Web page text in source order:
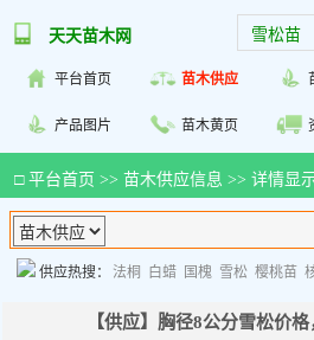
天天苗木网 雪松苗
平台首页 苗木供应
产品图片 苗木黄页
□ 平台首页 >> 苗木供应信息 >> 详情显
供应热搜： 法桐 白蜡 国槐 雪松 樱桃苗
【供应】胸径8公分雪松价